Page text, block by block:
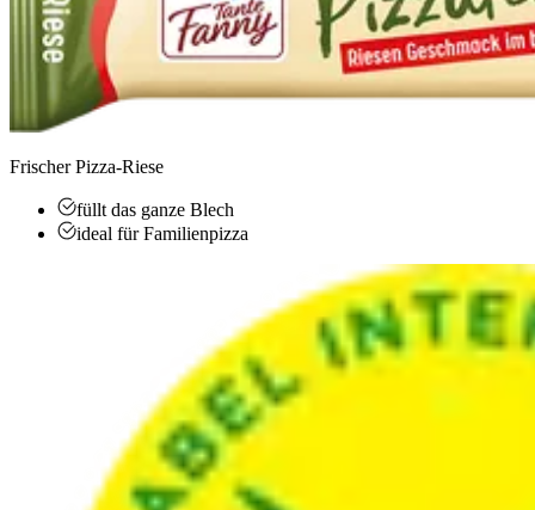
Frischer Pizza-Riese
füllt das ganze Blech
ideal für Familienpizza